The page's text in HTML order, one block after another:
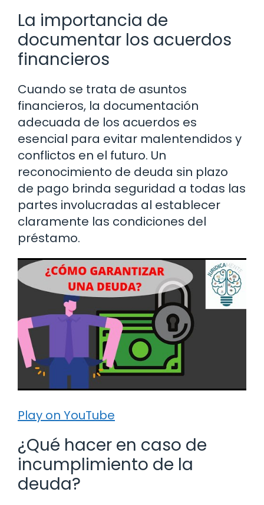
La importancia de
documentar los acuerdos
financieros
Cuando se trata de asuntos
financieros, la documentación
adecuada de los acuerdos es
esencial para evitar malentendidos y
conflictos en el futuro. Un
reconocimiento de deuda sin plazo
de pago brinda seguridad a todas las
partes involucradas al establecer
claramente las condiciones del
préstamo.
Play on YouTube
¿Qué hacer en caso de
incumplimiento de la
deuda?